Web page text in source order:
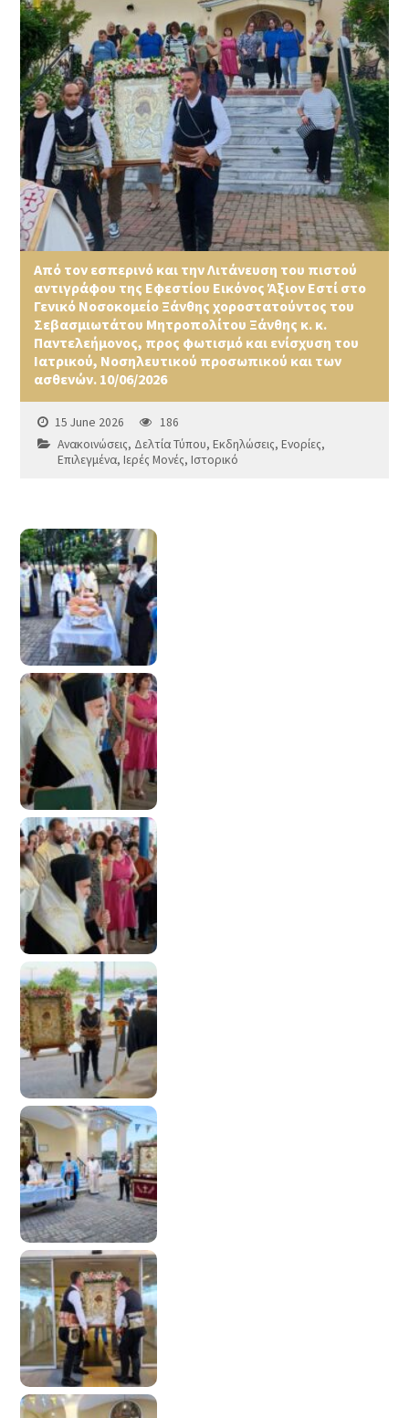
Από τον εσπερινό και την Λιτάνευση του πιστού
αντιγράφου της Εφεστίου Εικόνος Άξιον Εστί στο
Γενικό Νοσοκομείο Ξάνθης χοροστατούντος του
Σεβασμιωτάτου Μητροπολίτου Ξάνθης κ. κ.
Παντελεήμονος, προς φωτισμό και ενίσχυση του
Ιατρικού, Νοσηλευτικού προσωπικού και των
ασθενών. 10/06/2026
15 June 2026
186
Ανακοινώσεις, Δελτία Τύπου,Εκδηλώσεις,Ενορίες,
Επιλεγμένα,Ιερές Μονές,Ιστορικό